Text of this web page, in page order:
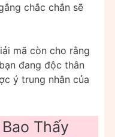
chắc chắn sẽ
mã còn cho rằng
đang độc thân
ý trung nhân của
Thấy